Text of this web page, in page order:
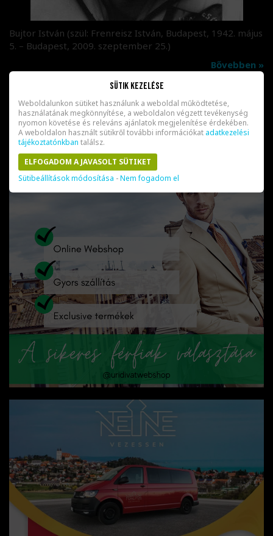
Bujtor István (szül: Frenreisz István, Budapest, 1942. május
5. – Budapest, 2009. szeptember 25.)
Bővebben »
Sütik kezelése
Weboldalunkon sütiket használunk a weboldal működtetése,
használatának megkönnyítése, a weboldalon végzett tevékenység
nyomon követése és releváns ajánlatok megjelenítése érdekében.
A weboldalon használt sütikről további információkat adatkezelési
tájékoztatónkban találsz.
ELFOGADOM A JAVASOLT SÜTIKET
Sütibeállítások módosítása -Nem fogadom el